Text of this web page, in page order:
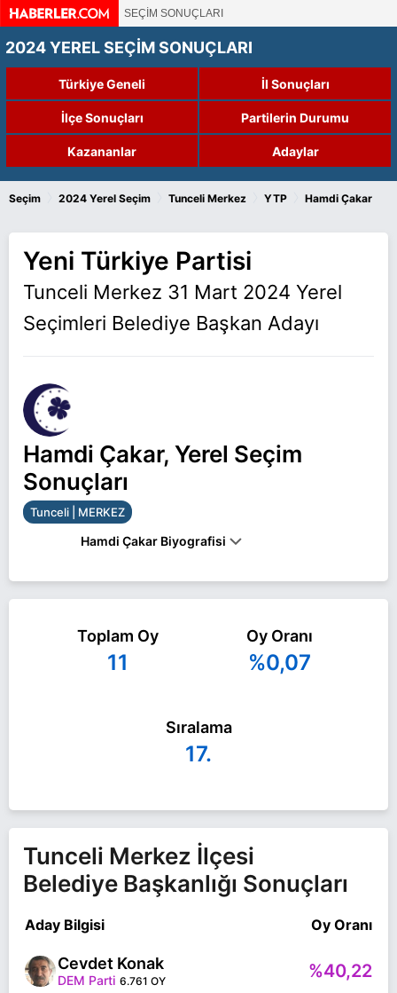
SEÇİM SONUÇLARI
2024 YEREL SEÇİM SONUÇLARI
Türkiye Geneli İl Sonuçları
İlçe Sonuçları Partilerin Durumu
Kazananlar Adaylar
Seçim 2024 Yerel Seçim Tunceli Merkez YTP Hamdi Çakar
Yeni Türkiye Partisi
Tunceli Merkez 31 Mart 2024 Yerel
Seçimleri Belediye Başkan Adayı
Hamdi Çakar, Yerel Seçim
Sonuçları
Tunceli | MERKEZ
Hamdi Çakar Biyografisi
adayı olarak YTP ile 31 Mart 2024 yerel
seçimlerinde yarışıyor. Hamdi Çakar ile ilgili daha
fazla bilgi için
Hamdi Çakar Haberlerisayfamızı
Toplam Oy
11
Oy Oranı
%0,07
Sıralama
17.
Tunceli Merkez İlçesi
Belediye Başkanlığı Sonuçları
Aday Bilgisi Oy Oranı
Cevdet Konak
DEM Parti 6.761 OY %40,22